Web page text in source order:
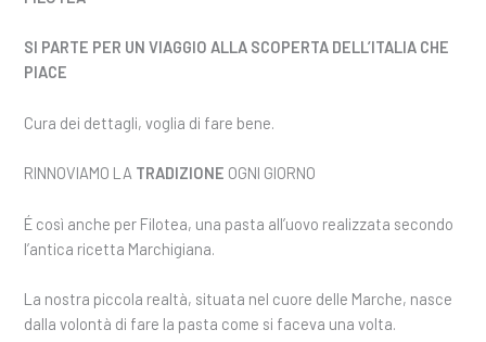
SI PARTE PER UN VIAGGIO ALLA SCOPERTA DELL’ITALIA CHE
PIACE
Cura dei dettagli, voglia di fare bene.
RINNOVIAMO LA TRADIZIONE OGNI GIORNO
É così anche per Filotea, una pasta all’uovo realizzata secondo
l’antica ricetta Marchigiana.
La nostra piccola realtà, situata nel cuore delle Marche, nasce
dalla volontà di fare la pasta come si faceva una volta.